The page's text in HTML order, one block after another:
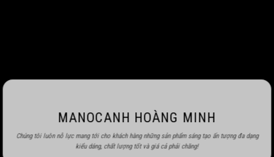
MANOCANH HOÀNG MINH
Chúng tôi luôn nỗ lực mang tới cho khách hàng những sản phẩm sáng tạo ấn tượng đa dạng
kiểu dáng, chất lượng tốt và giá cả phải chăng!